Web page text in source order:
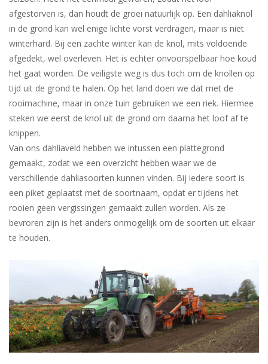
afgestorven is, dan houdt de groei natuurlijk op. Een dahliaknol
in de grond kan wel enige lichte vorst verdragen, maar is niet
winterhard. Bij een zachte winter kan de knol, mits voldoende
afgedekt, wel overleven. Het is echter onvoorspelbaar hoe koud
het gaat worden. De veiligste weg is dus toch om de knollen op
tijd uit de grond te halen. Op het land doen we dat met de
rooimachine, maar in onze tuin gebruiken we een riek. Hiermee
steken we eerst de knol uit de grond om daarna het loof af te
knippen.
Van ons dahliaveld hebben we intussen een plattegrond
gemaakt, zodat we een overzicht hebben waar we de
verschillende dahliasoorten kunnen vinden. Bij iedere soort is
een piket geplaatst met de soortnaam, opdat er tijdens het
rooien geen vergissingen gemaakt zullen worden. Als ze
bevroren zijn is het anders onmogelijk om de soorten uit elkaar
te houden.